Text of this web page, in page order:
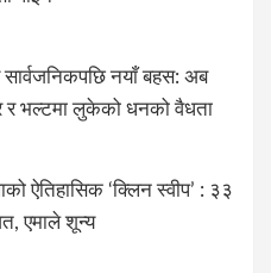
सार्वजनिकपछि नयाँ बहस: अब
भल्टमा लुकेको धनको वैधता
ऐतिहासिक ‘क्लिन स्वीप’ : ३३
एमाले शून्य